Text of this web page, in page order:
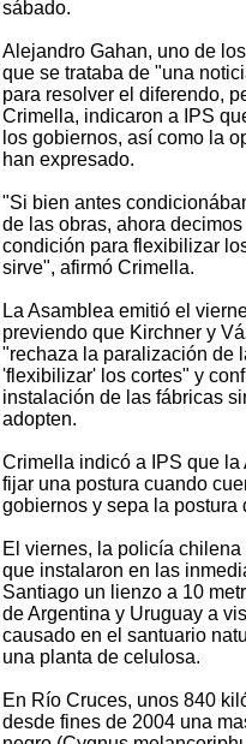
sábado.
Alejandro Gahan, uno de
que se trataba de "una
para resolver el diferendo,
Crimella, indicaron a IPS
los gobiernos, así como la
han expresado.
"Si bien antes
de las obras, ahora
condición para flexibilizar
sirve", afirmó Crimella.
La Asamblea emitió el
previendo que Kirchner y
"rechaza la paralización de
'flexibilizar' los cortes" y
instalación de las fábricas
adopten.
Crimella indicó a IPS que
fijar una postura cuando
gobiernos y sepa la postura
El viernes, la policía
que instalaron en las
Santiago un lienzo a 10
de Argentina y Uruguay a
causado en el santuario
una planta de celulosa.
En Río Cruces, unos 840
desde fines de 2004 una